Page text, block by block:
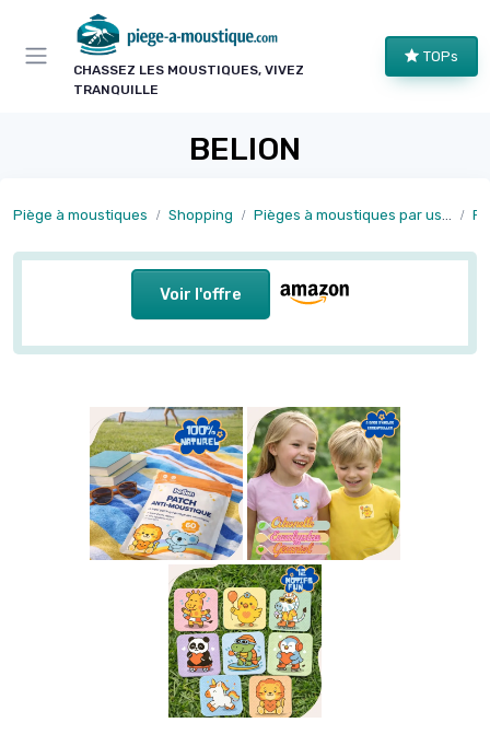
CHASSEZ LES MOUSTIQUES, VIVEZ
TRANQUILLE
TOPs
BELION
Piège à moustiques Shopping Pièges à moustiques par usage
Voir l'offre
Panneau de gestion des cookies